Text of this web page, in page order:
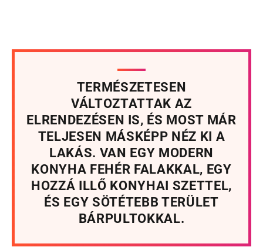
TERMÉSZETESEN
VÁLTOZTATTAK AZ
ELRENDEZÉSEN IS, ÉS MOST MÁR
TELJESEN MÁSKÉPP NÉZ KI A
LAKÁS. VAN EGY MODERN
KONYHA FEHÉR FALAKKAL, EGY
HOZZÁ ILLŐ KONYHAI SZETTEL,
ÉS EGY SÖTÉTEBB TERÜLET
BÁRPULTOKKAL.